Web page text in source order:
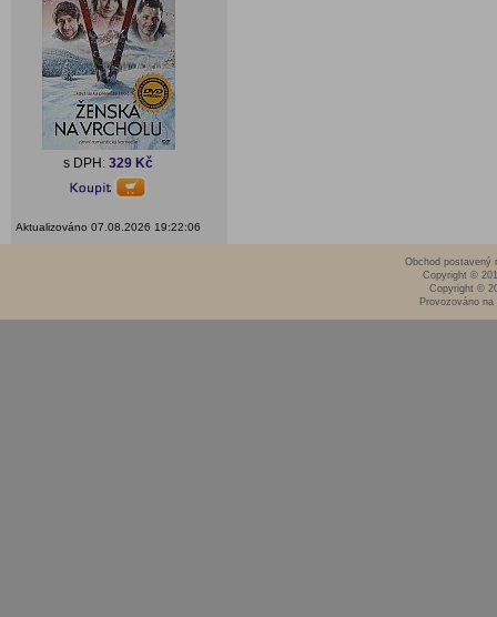
s DPH: 329 Kč
Aktualizováno 07.08.2026 19:22:06
Obchod postavený
Copyright ©
Copyright ©
Provozováno